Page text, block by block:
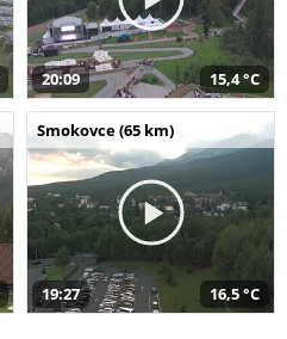
20:09 15,4 °C
Smokovce (65 km)
19:27 16,5 °C